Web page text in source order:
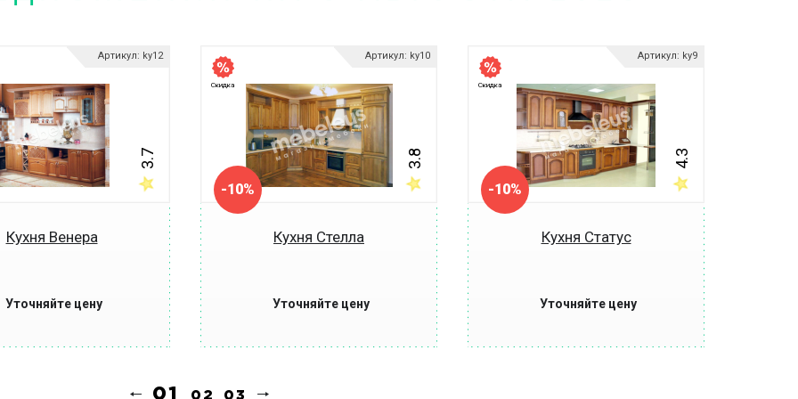
Артикул: ky12
3.7
Кухня Венера
Уточняйте цену
Скидка
-10%
Артикул: ky10
3.8
Кухня Стелла
Уточняйте цену
Скидка
-10%
Артикул: ky9
4.3
Кухня Статус
Уточняйте цену